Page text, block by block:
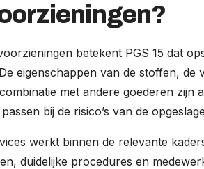
betekent PGS 15 dat
eigenschappen van de stoffen, de
met andere goederen zijn
bij de risico’s van de
werkt binnen de relevante
duidelijke procedures en